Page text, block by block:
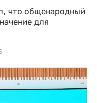
что общенародный
для